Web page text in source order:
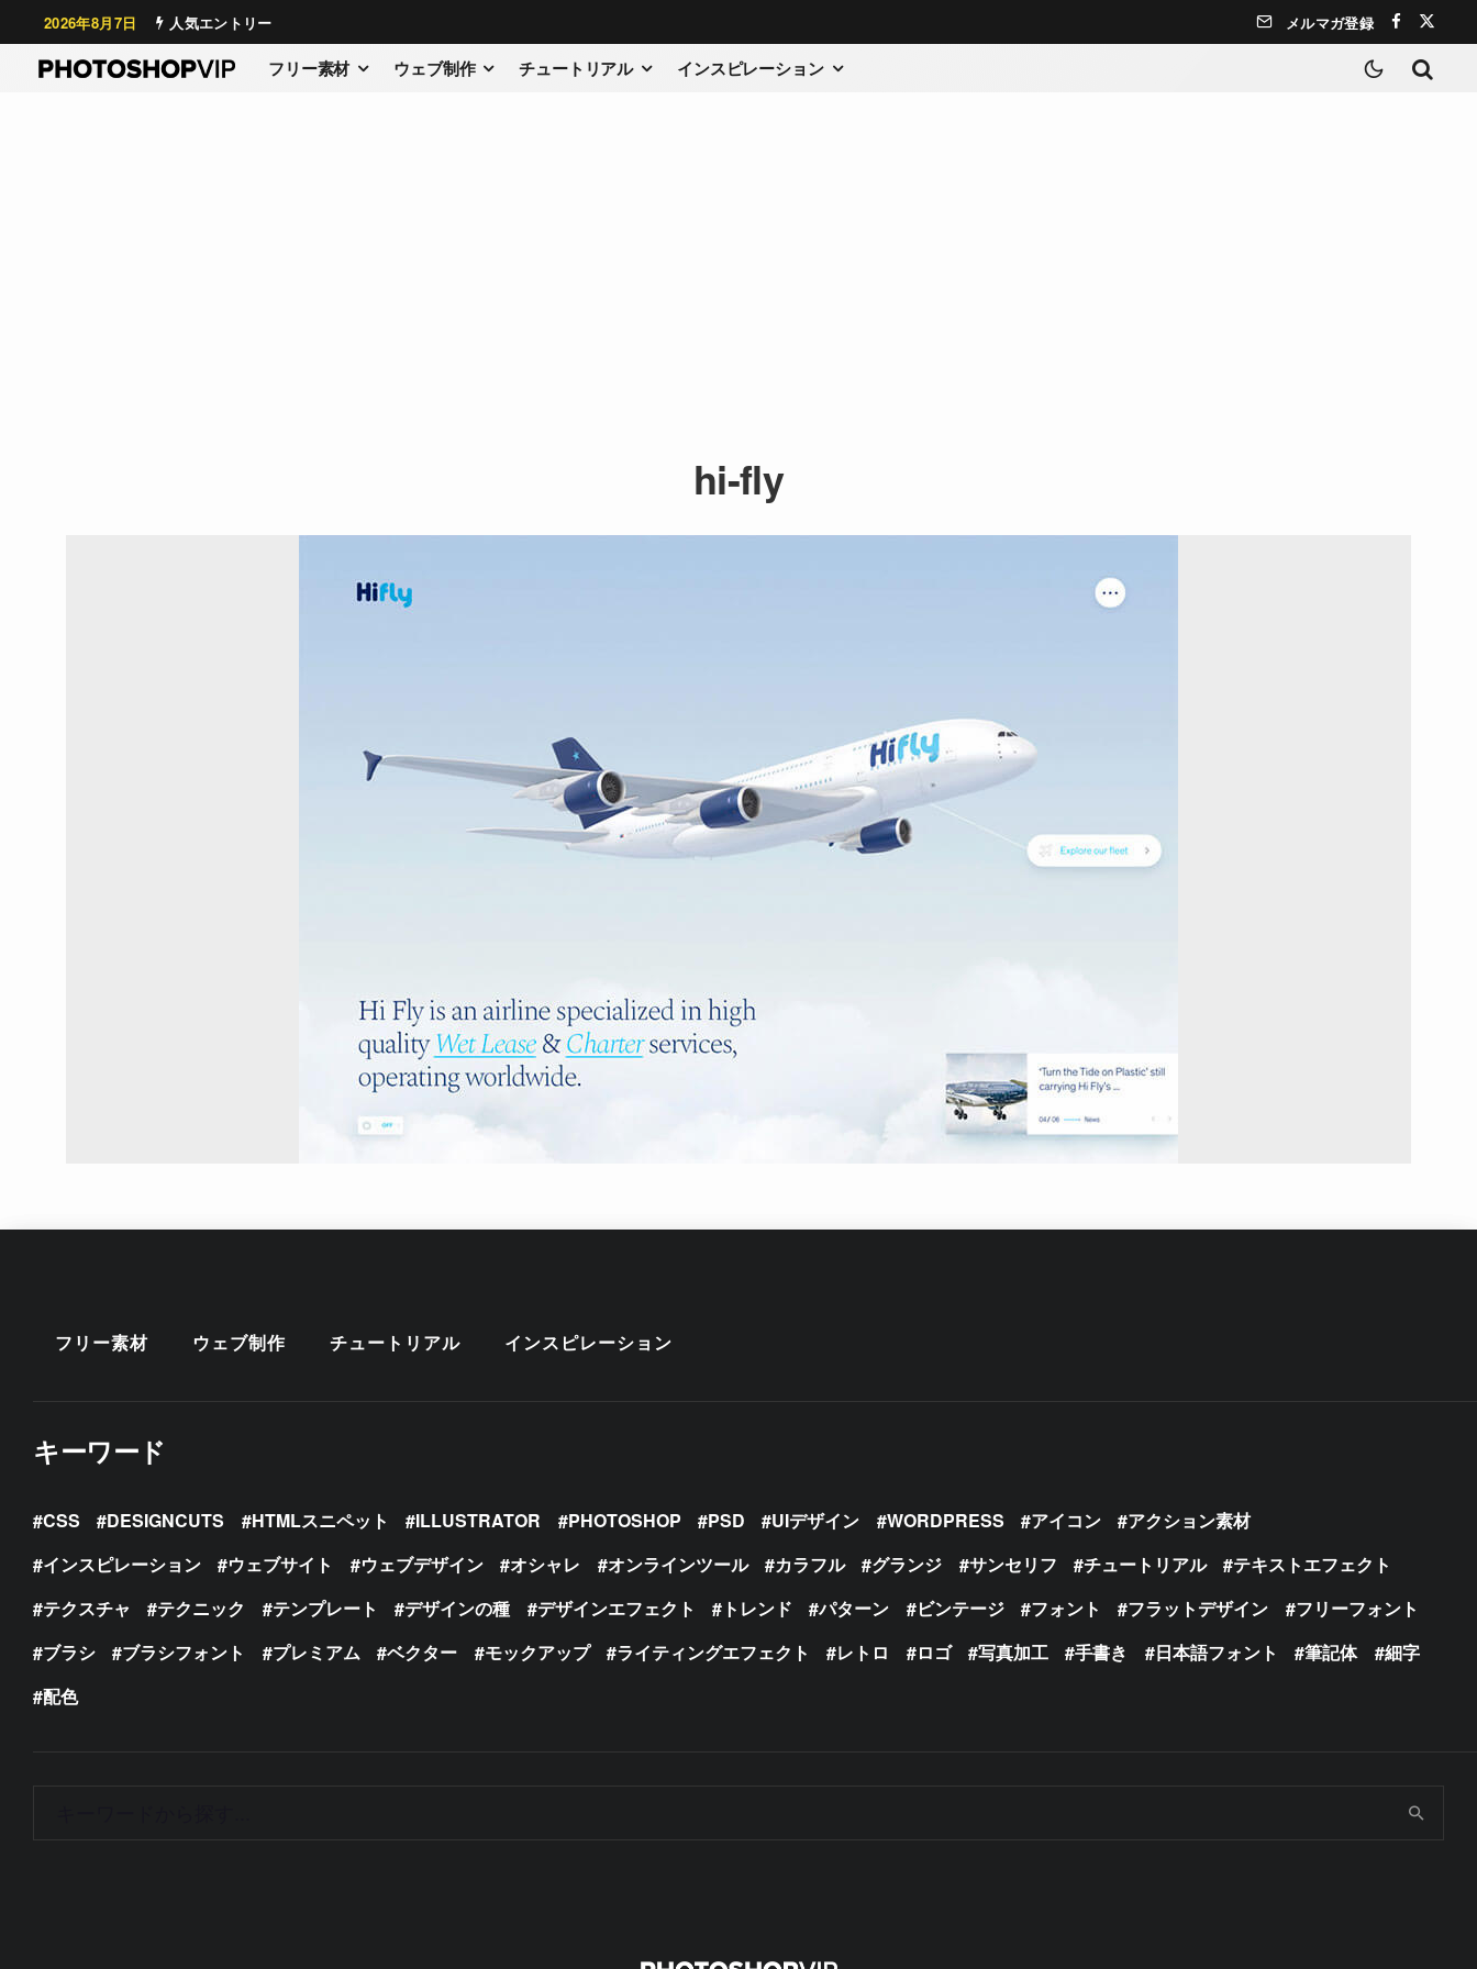
2026年8月7日 人気エントリー メルマガ登録
フリー素材 ウェブ制作 チュートリアル インスピレーション
hi-fly
フリー素材 ウェブ制作 チュートリアル インスピレーション
キーワード
CSS DESIGNCUTS HTMLスニペット ILLUSTRATOR PHOTOSHOP PSD UIデザイン WORDPRESS アイコン
アクション素材
インスピレーション
ウェブサイト ウェブデザイン オシャレ オンラインツール カラフル グランジ サンセリフ チュートリアル
テキストエフェクト
テクスチャ
テクニック テンプレート デザインの種 デザインエフェクト トレンド パターン ビンテージ フォント フラットデザイン
フリーフォント
ブラシ
ブラシフォント プレミアム ベクター モックアップ ライティングエフェクト レトロ ロゴ 写真加工 手書き 日本語フォント 筆記体
細字
配色